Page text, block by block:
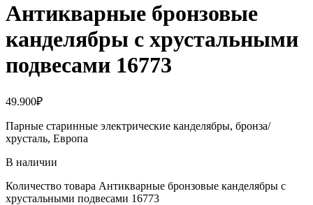
Антикварные бронзовые
канделябры с хрустальными
подвесами 16773
49.900₽
Парные старинные электрические канделябры, бронза/
хрусталь, Европа
В наличии
Количество товара Антикварные бронзовые канделябры с
хрустальными подвесами 16773